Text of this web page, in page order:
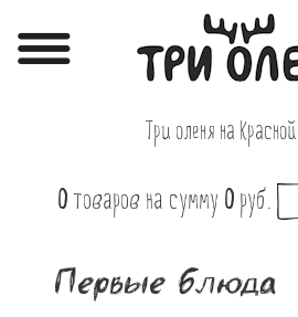
Фотоотчёты
Акции
Три оленя на
0 товаров на сумму 0 руб.
Первые блюда